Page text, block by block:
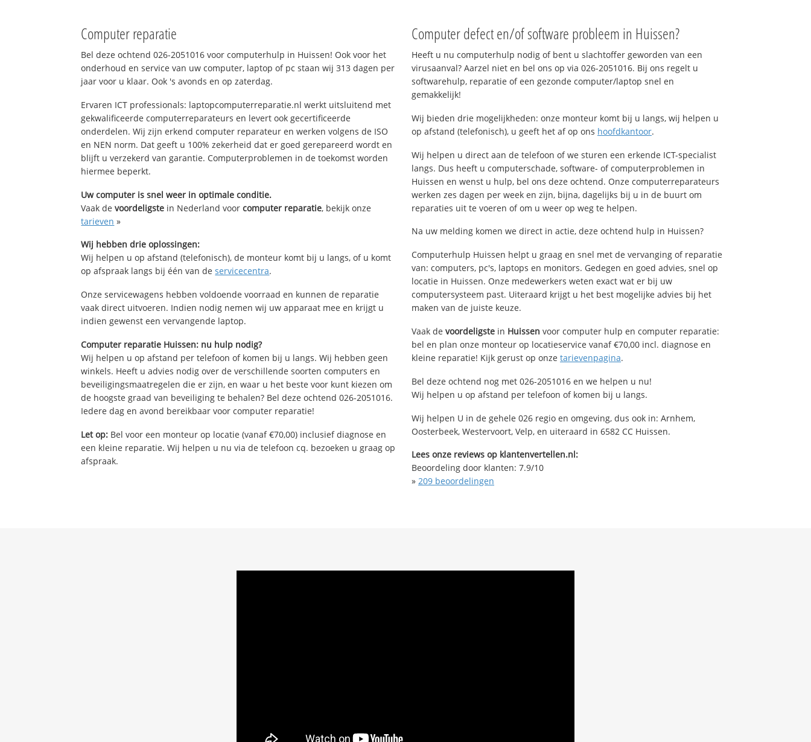
Computer reparatie
Bel deze ochtend 026-2051016 voor computerhulp in Huissen! Ook voor het
onderhoud en service van uw computer, laptop of pc staan wij 313 dagen per
jaar voor u klaar. Ook 's avonds en op zaterdag.
Ervaren ICT professionals: laptopcomputerreparatie.nl werkt uitsluitend met
gekwalificeerde computerreparateurs en levert ook gecertificeerde
onderdelen. Wij zijn erkend computer reparateur en werken volgens de ISO
en NEN norm. Dat geeft u 100% zekerheid dat er goed gerepareerd wordt en
blijft u verzekerd van garantie. Computerproblemen in de toekomst worden
hiermee beperkt.
Uw computer is snel weer in optimale conditie.
Vaak devoordeligste in Nederland voorcomputer reparatie, bekijk onze
tarieven »
Wij hebben drie oplossingen:
Wij helpen u op afstand (telefonisch), de monteur komt bij u langs, of u komt
op afspraak langs bij één van deservicecentra.
Onze servicewagens hebben voldoende voorraad en kunnen de reparatie
vaak direct uitvoeren. Indien nodig nemen wij uw apparaat mee en krijgt u
indien gewenst een vervangende laptop.
Computer reparatie Huissen: nu hulp nodig?
Wij helpen u op afstand per telefoon of komen bij u langs. Wij hebben geen
winkels. Heeft u advies nodig over de verschillende soorten computers en
beveiligingsmaatregelen die er zijn, en waar u het beste voor kunt kiezen om
de hoogste graad van beveiliging te behalen? Bel deze ochtend 026-2051016.
Iedere dag en avond bereikbaar voor computer reparatie!
Let op: Bel voor een monteur op locatie (vanaf €70,00) inclusief diagnose en
een kleine reparatie. Wij helpen u nu via de telefoon cq. bezoeken u graag op
afspraak.
Computer defect en/of software probleem in Huissen?
Heeft u nu computerhulp nodig of bent u slachtoffer geworden van een
virusaanval? Aarzel niet en bel ons op via 026-2051016. Bij ons regelt u
softwarehulp, reparatie of een gezonde computer/laptop snel en
gemakkelijk!
Wij bieden drie mogelijkheden: onze monteur komt bij u langs, wij helpen u
op afstand (telefonisch), u geeft het af op ons hoofdkantoor.
Wij helpen u direct aan de telefoon of we sturen een erkende ICT-specialist
langs. Dus heeft u computerschade, software- of computerproblemen in
Huissen en wenst u hulp, bel ons deze ochtend. Onze computerreparateurs
werken zes dagen per week en zijn, bijna, dagelijks bij u in de buurt om
reparaties uit te voeren of om u weer op weg te helpen.
Na uw melding komen we direct in actie, deze ochtend hulp in Huissen?
Computerhulp Huissen helpt u graag en snel met de vervanging of reparatie
van: computers, pc's, laptops en monitors. Gedegen en goed advies, snel op
locatie in Huissen. Onze medewerkers weten exact wat er bij uw
computersysteem past. Uiteraard krijgt u het best mogelijke advies bij het
maken van de juiste keuze.
Vaak de voordeligste in Huissen voor computer hulp en computer reparatie:
bel en plan onze monteur op locatieservice vanaf €70,00 incl. diagnose en
kleine reparatie! Kijk gerust op onze tarievenpagina.
Bel deze ochtend nog met 026-2051016 en we helpen u nu!
Wij helpen u op afstand per telefoon of komen bij u langs.
Wij helpen U in de gehele 026 regio en omgeving, dus ook in: Arnhem,
Oosterbeek, Westervoort, Velp, en uiteraard in 6582 CC Huissen.
Lees onze reviews op klantenvertellen.nl:
Beoordeling door klanten: 7.9/10
» 209 beoordelingen